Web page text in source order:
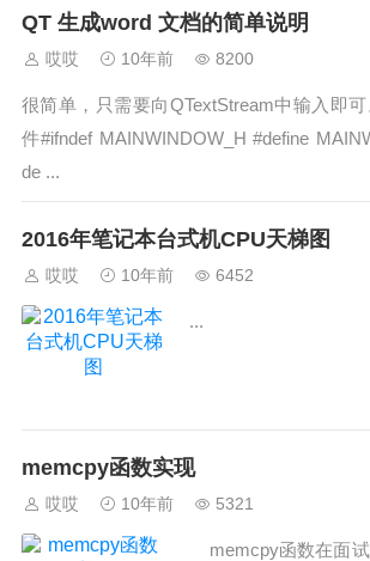
QT 生成word 文档的简单说明
哎哎 10年前 8200
很简单，只需要向QTextStream中输入即
件#ifndef MAINWINDOW_H #define
de ...
2016年笔记本台式机CPU天梯图
哎哎 10年前 6452
...
memcpy函数实现
哎哎 10年前 5321
memcpy函数在面